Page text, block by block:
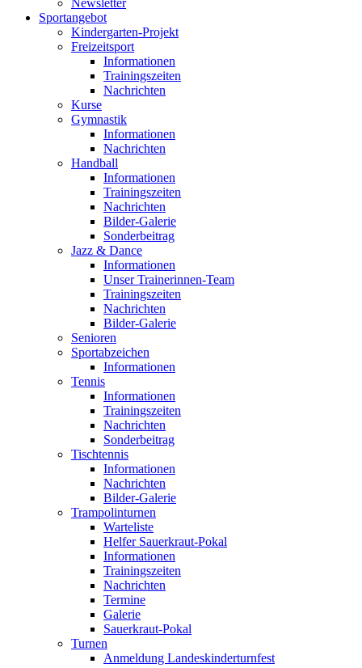
Newsletter
Sportangebot
Kindergarten-Projekt
Freizeitsport
Informationen
Trainingszeiten
Nachrichten
Kurse
Gymnastik
Informationen
Nachrichten
Handball
Informationen
Trainingszeiten
Nachrichten
Bilder-Galerie
Sonderbeitrag
Jazz & Dance
Informationen
Unser Trainerinnen-Team
Trainingszeiten
Nachrichten
Bilder-Galerie
Senioren
Sportabzeichen
Informationen
Tennis
Informationen
Trainingszeiten
Nachrichten
Sonderbeitrag
Tischtennis
Informationen
Nachrichten
Bilder-Galerie
Trampolinturnen
Warteliste
Helfer Sauerkraut-Pokal
Informationen
Trainingszeiten
Nachrichten
Termine
Galerie
Sauerkraut-Pokal
Turnen
Anmeldung Landeskinderturnfest